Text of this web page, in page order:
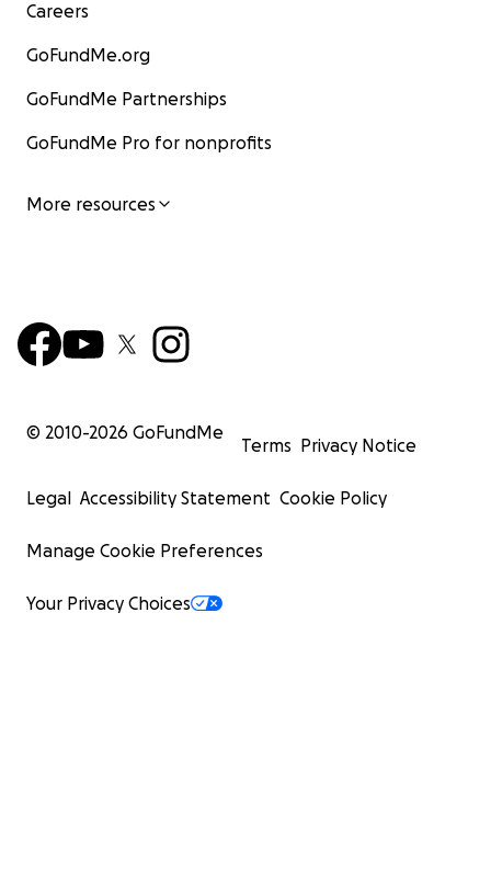
Careers
GoFundMe.org
GoFundMe Partnerships
GoFundMe Pro for nonprofits
More resources
© 2010-2026 GoFundMe
Terms Privacy Notice
Legal Accessibility Statement Cookie Policy
Manage Cookie Preferences
Your Privacy Choices